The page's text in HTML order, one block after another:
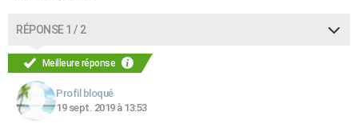
PROGRAMME TV
COPAINS D'AVANT
S'inscrire
Se connecter
Lycées
Collèges
Primaires
Universités
Entreprises
Service militaire
Avis de recherche
AVIS DE DÉCÈS
FORUM
RÉPONSE 1 / 2
Meilleure réponse
Profil bloqué
19 sept. 2019 à 13:53